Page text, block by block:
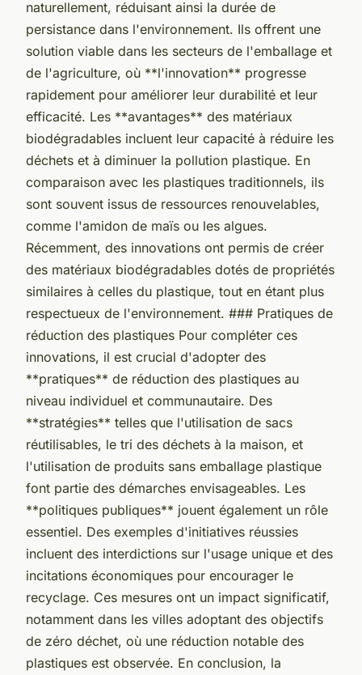
naturellement, réduisant ainsi la durée de
persistance dans l'environnement. Ils offrent une
solution viable dans les secteurs de l'emballage et
de l'agriculture, où **l'innovation** progresse
rapidement pour améliorer leur durabilité et leur
efficacité. Les **avantages** des matériaux
biodégradables incluent leur capacité à réduire les
déchets et à diminuer la pollution plastique. En
comparaison avec les plastiques traditionnels, ils
sont souvent issus de ressources renouvelables,
comme l'amidon de maïs ou les algues.
Récemment, des innovations ont permis de créer
des matériaux biodégradables dotés de propriétés
similaires à celles du plastique, tout en étant plus
respectueux de l'environnement. ### Pratiques de
réduction des plastiques Pour compléter ces
innovations, il est crucial d'adopter des
**pratiques** de réduction des plastiques au
niveau individuel et communautaire. Des
**stratégies** telles que l'utilisation de sacs
réutilisables, le tri des déchets à la maison, et
l'utilisation de produits sans emballage plastique
font partie des démarches envisageables. Les
**politiques publiques** jouent également un rôle
essentiel. Des exemples d'initiatives réussies
incluent des interdictions sur l'usage unique et des
incitations économiques pour encourager le
recyclage. Ces mesures ont un impact significatif,
notamment dans les villes adoptant des objectifs
de zéro déchet, où une réduction notable des
plastiques est observée. En conclusion, la